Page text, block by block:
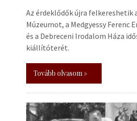
Az érdeklődők újra felkereshetik
Múzeumot, a Medgyessy Ferenc
és a Debreceni Irodalom Háza
kiállítóterét.
Tovább olvasom »